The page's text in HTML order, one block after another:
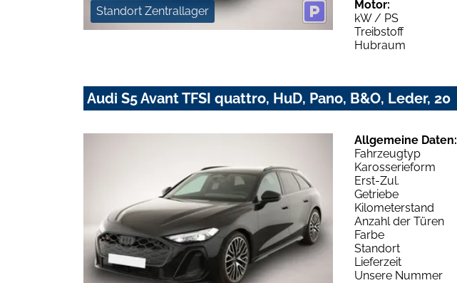
Standort Zentrallager
Motor:
kW / PS
Treibstoff
Hubraum
Audi S5 Avant TFSI quattro, HuD, Pano, B&O, Leder, 20
Allgemeine Daten:
Fahrzeugtyp
Karosserieform
Erst-Zul.
Getriebe
Kilometerstand
Anzahl der Türen
Farbe
Standort
Lieferzeit
Unsere Nummer